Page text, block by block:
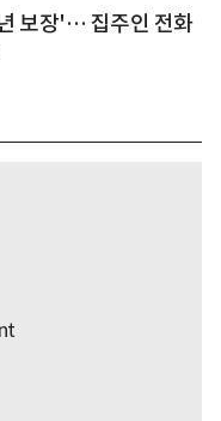
보장'… 집주인 전화